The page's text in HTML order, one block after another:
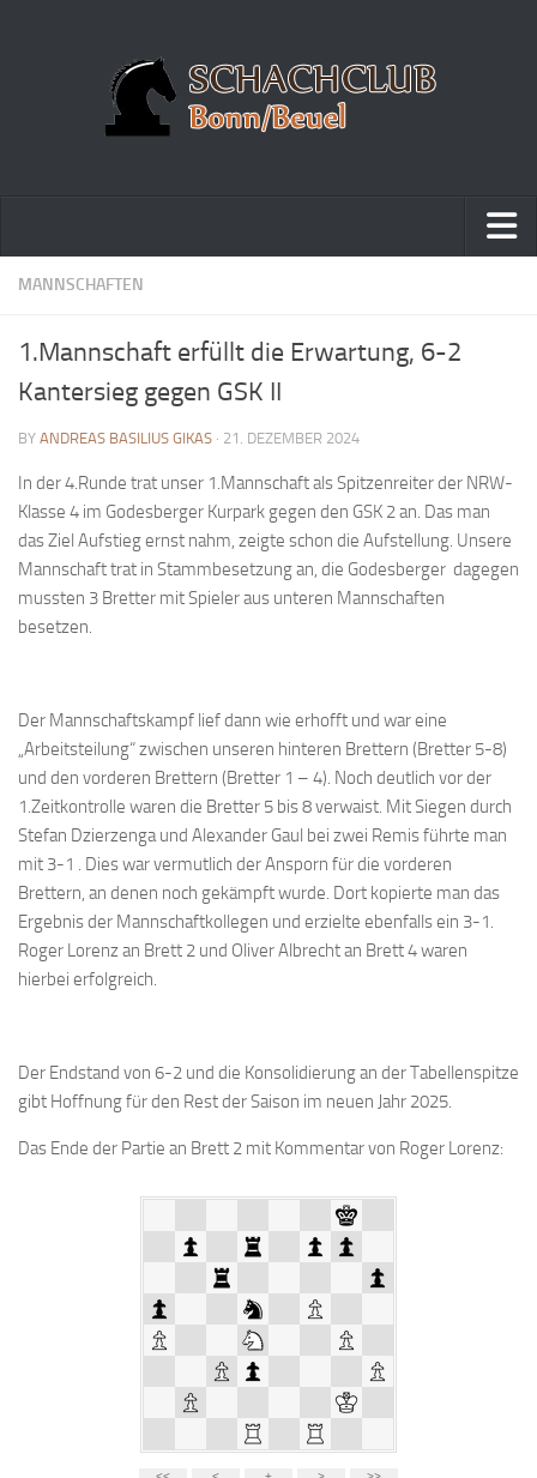
Home
Vereinsmeisterschaft
Vereinspokalturnier
Vereinsschnellschachmeisterschaft
Blitzturnierserie
Schnellturnierserie
Bayernpokal
Sommerturnier
1. Mannschaft
2. Mannschaft
3. Mannschaft
4. Mannschaft
Jugendschach
Schach online
1.Online Schachturnierserie
Anfahrt
Vorstand
Datenschutzordnung
MANNSCHAFTEN
1.Mannschaft erfüllt die Erwartung, 6-2
Kantersieg gegen GSK II
BY ANDREAS BASILIUS GIKAS · 21. DEZEMBER 2024
In der 4.Runde trat unser 1.Mannschaft als Spitzenreiter der NRW-
Klasse 4 im Godesberger Kurpark gegen den GSK 2 an. Das man
das Ziel Aufstieg ernst nahm, zeigte schon die Aufstellung. Unsere
Mannschaft trat in Stammbesetzung an, die Godesberger dagegen
mussten 3 Bretter mit Spieler aus unteren Mannschaften
besetzen.
Der Mannschaftskampf lief dann wie erhofft und war eine
„Arbeitsteilung“ zwischen unseren hinteren Brettern (Bretter 5-8)
und den vorderen Brettern (Bretter 1 – 4). Noch deutlich vor der
1.Zeitkontrolle waren die Bretter 5 bis 8 verwaist. Mit Siegen durch
Stefan Dzierzenga und Alexander Gaul bei zwei Remis führte man
mit 3-1 . Dies war vermutlich der Ansporn für die vorderen
Brettern, an denen noch gekämpft wurde. Dort kopierte man das
Ergebnis der Mannschaftkollegen und erzielte ebenfalls ein 3-1.
Roger Lorenz an Brett 2 und Oliver Albrecht an Brett 4 waren
hierbei erfolgreich.
Der Endstand von 6-2 und die Konsolidierung an der Tabellenspitze
gibt Hoffnung für den Rest der Saison im neuen Jahr 2025.
Das Ende der Partie an Brett 2 mit Kommentar von Roger Lorenz: